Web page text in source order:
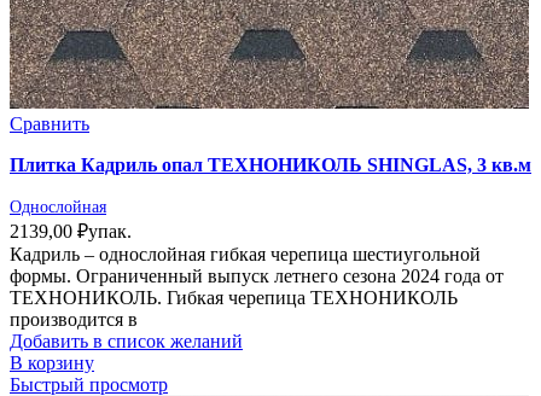
Сравнить
Плитка Кадриль опал ТЕХНОНИКОЛЬ SHINGLAS, 3 кв.м
Однослойная
2139,00 ₽упак.
Кадриль – однослойная гибкая черепица шестиугольной
формы. Ограниченный выпуск летнего сезона 2024 года от
ТЕХНОНИКОЛЬ. Гибкая черепица ТЕХНОНИКОЛЬ
производится в
Добавить в список желаний
В корзину
Быстрый просмотр